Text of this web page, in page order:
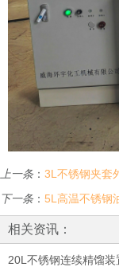
上一条： 3L不锈钢夹套
下一条： 5L高温不锈钢
相关资讯：
20L不锈钢连续精馏